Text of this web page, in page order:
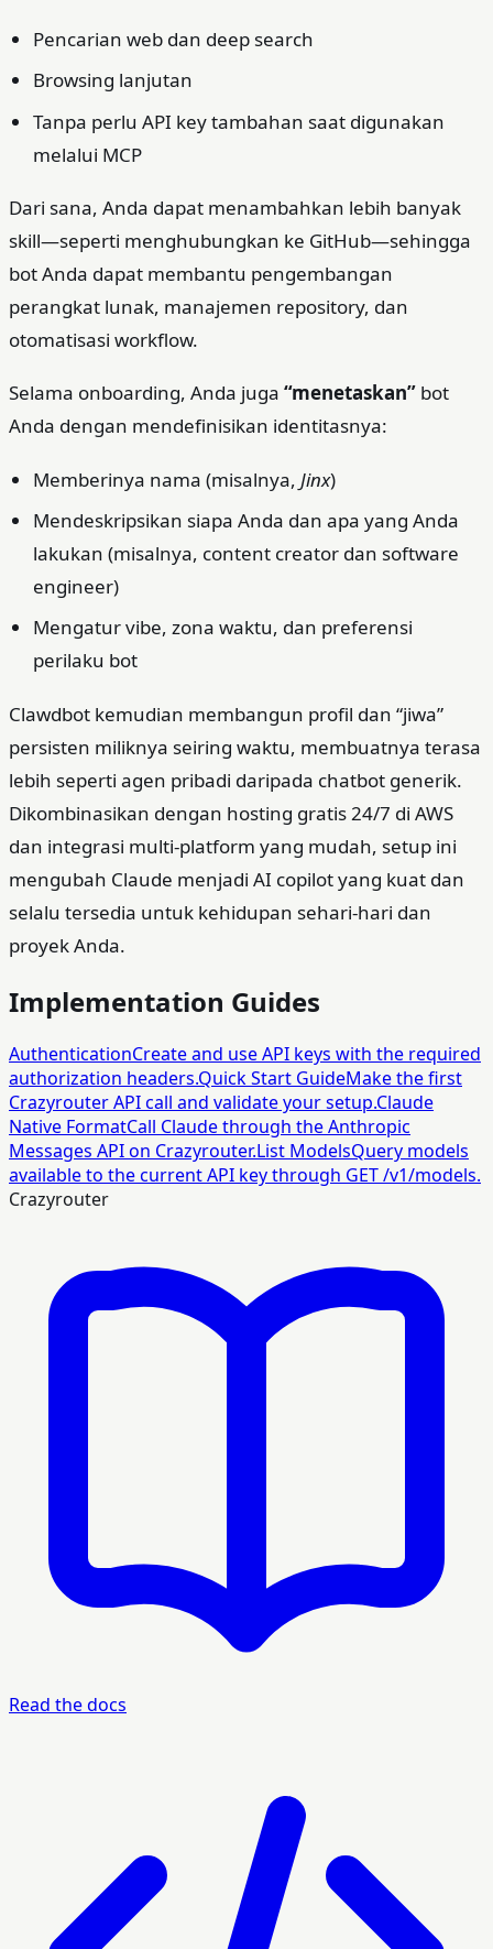
Pencarian web dan deep search
Browsing lanjutan
Tanpa perlu API key tambahan saat digunakan
melalui MCP
Dari sana, Anda dapat menambahkan lebih banyak
skill—seperti menghubungkan ke GitHub—sehingga
bot Anda dapat membantu pengembangan
perangkat lunak, manajemen repository, dan
otomatisasi workflow.
Selama onboarding, Anda juga “menetaskan” bot
Anda dengan mendefinisikan identitasnya:
Memberinya nama (misalnya, Jinx)
Mendeskripsikan siapa Anda dan apa yang Anda
lakukan (misalnya, content creator dan software
engineer)
Mengatur vibe, zona waktu, dan preferensi
perilaku bot
Clawdbot kemudian membangun profil dan “jiwa”
persisten miliknya seiring waktu, membuatnya terasa
lebih seperti agen pribadi daripada chatbot generik.
Dikombinasikan dengan hosting gratis 24/7 di AWS
dan integrasi multi‑platform yang mudah, setup ini
mengubah Claude menjadi AI copilot yang kuat dan
selalu tersedia untuk kehidupan sehari‑hari dan
proyek Anda.
Implementation Guides
AuthenticationCreate and use API keys with the required
authorization headers.Quick Start GuideMake the first
Crazyrouter API call and validate your setup.Claude
Native FormatCall Claude through the Anthropic
Messages API on Crazyrouter.List ModelsQuery models
available to the current API key through GET /v1/models.
Crazyrouter
Read the docs